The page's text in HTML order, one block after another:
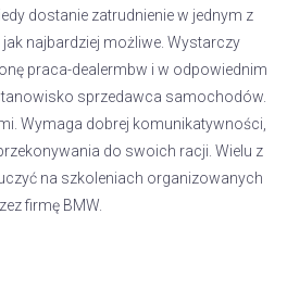
dostanie zatrudnienie w jednym z
najbardziej możliwe. Wystarczy
praca-dealermbw i w odpowiednim
sprzedawca samochodów.
Wymaga dobrej komunikatywności,
do swoich racji. Wielu z
na szkoleniach organizowanych
firmę BMW.